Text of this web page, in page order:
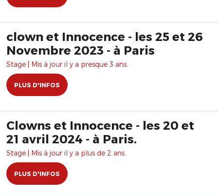
clown et Innocence - les 25 et 26
Novembre 2023 - à Paris
Stage | Mis à jour il y a presque 3 ans.
PLUS D'INFOS
Clowns et Innocence - les 20 et
21 avril 2024 - à Paris.
Stage | Mis à jour il y a plus de 2 ans.
PLUS D'INFOS